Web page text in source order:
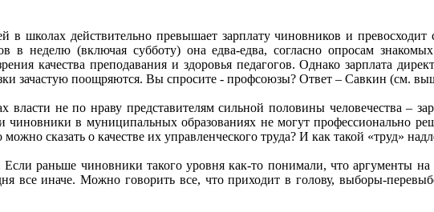
в школах действительно превышает зарплату чиновников и
неделю (включая субботу) она едва-едва, согласно опросам
качества преподавания и здоровья педагогов. Однако зарплата
зачастую поощряются. Вы спросите - профсоюзы? Ответ – Савкин (см.
не по нраву представителям сильной половины человечества –
в муниципальных образованиях не могут профессионально
сказать о качестве их управленческого труда? И как такой «труд»
раньше чиновники такого уровня как-то понимали, что аргументы на
все иначе. Можно говорить все, что приходит в голову, выборы-